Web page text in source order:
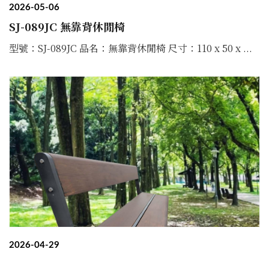
2026-05-06
SJ-089JC 無靠背休閒椅
型號：SJ-089JC 品名：無靠背休閒椅 尺寸：110 x 50 x ...
2026-04-29